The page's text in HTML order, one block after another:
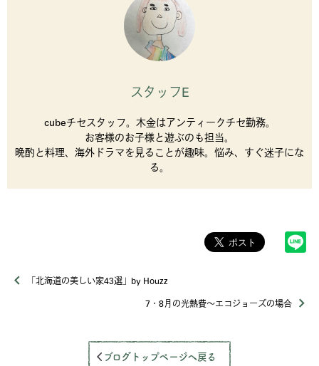
スタッフE
cubeチセスタッフ。木金はアンティークチセ勤務。
お客様のお子様と遊ぶのも担当。
晩酌と料理、海外ドラマを見ることが趣味。悩み、すぐ迷子にな
る。
「北海道の美しい家43選」by Houzz
7・8月の光熱費～エコジョーズの場合
ブログトップページへ戻る